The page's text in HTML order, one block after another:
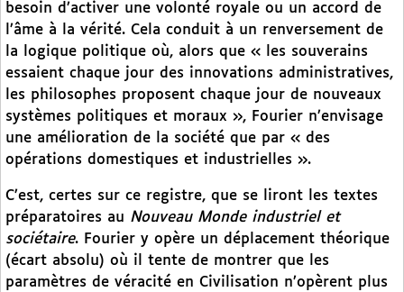
besoin d’activer une volonté royale ou un accord de
l’âme à la vérité. Cela conduit à un renversement de
la logique politique où, alors que « les souverains
essaient chaque jour des innovations administratives,
les philosophes proposent chaque jour de nouveaux
systèmes politiques et moraux », Fourier n’envisage
une amélioration de la société que par « des
opérations domestiques et industrielles ».
C’est, certes sur ce registre, que se liront les textes
préparatoires au Nouveau Monde industriel et
sociétaire. Fourier y opère un déplacement théorique
(écart absolu) où il tente de montrer que les
paramètres de véracité en Civilisation n’opèrent plus